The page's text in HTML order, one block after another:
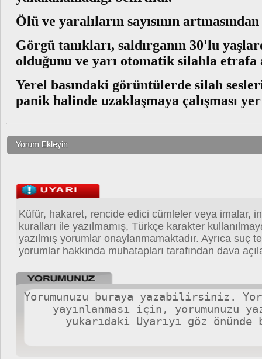
Ölü ve yaralıların sayısının
Görgü tanıkları, saldırganın 30'lu
olduğunu ve yarı otomatik silahla etrafa
Yerel basındaki görüntülerde silah
panik halinde uzaklaşmaya çalışması
Küfür, hakaret, rencide edici cümleler veya imalar,
kuralları ile yazılmamış, Türkçe karakter
yazılmış yorumlar onaylanmamaktadır. Ayrıca suç
yorumlar hakkında muhatapları tarafından dava